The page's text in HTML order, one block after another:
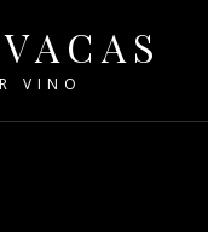
VINO